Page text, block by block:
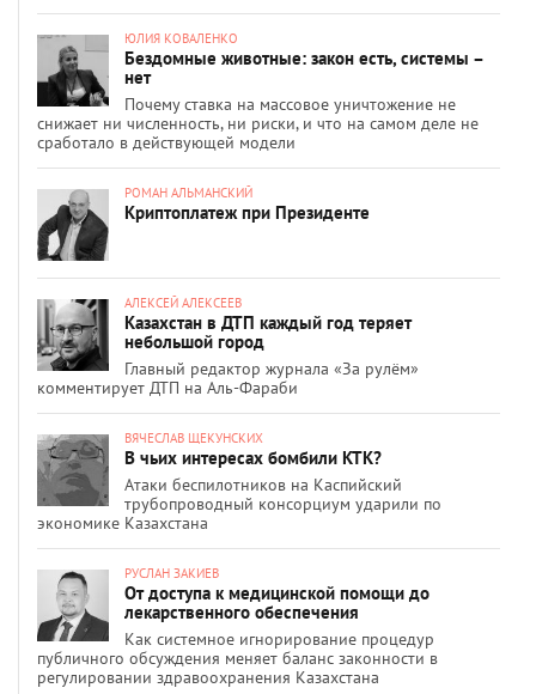
ЮЛИЯ КОВАЛЕНКО
Бездомные животные: закон есть, системы –
нет
Почему ставка на массовое уничтожение не
снижает ни численность, ни риски, и что на самом деле не
сработало в действующей модели
РОМАН АЛЬМАНСКИЙ
Криптоплатеж при Президенте
АЛЕКСЕЙ АЛЕКСЕЕВ
Казахстан в ДТП каждый год теряет
небольшой город
Главный редактор журнала «За рулём»
комментирует ДТП на Аль-Фараби
ВЯЧЕСЛАВ ЩЕКУНСКИХ
В чьих интересах бомбили КТК?
Атаки беспилотников на Каспийский
трубопроводный консорциум ударили по
экономике Казахстана
РУСЛАН ЗАКИЕВ
От доступа к медицинской помощи до
лекарственного обеспечения
Как системное игнорирование процедур
публичного обсуждения меняет баланс законности в
регулировании здравоохранения Казахстана